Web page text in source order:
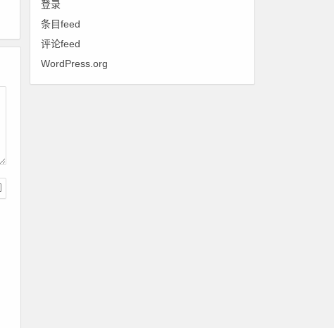
登录
条目feed
评论feed
WordPress.org